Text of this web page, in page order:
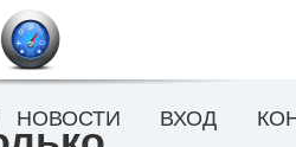
НОВОСТИ ВХОД